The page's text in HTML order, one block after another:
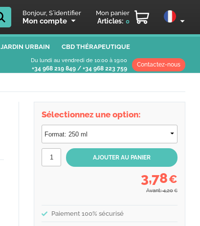
Bonjour, S´identifier
Mon compte
Mon panier
Articles: 0
JARDIN URBAIN CBD THÉRAPEUTIQUE
Du lundi au vendredi de 10:00 à 19:00
+34 968 219 849 / +34 968 223 759
Contactez-nous
Sélectionnez une option:
3,78€
Avant: 4,20 €
Paiement 100% sécurisé